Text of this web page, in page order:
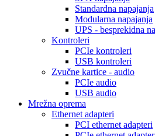
Standardna napajanja
Modularna napajanja
UPS - besprekidna
Kontroleri
PCIe kontroleri
USB kontroleri
Zvučne kartice - audio
PCIe audio
USB audio
Mrežna oprema
Ethernet adapteri
PCI ethernet adapteri